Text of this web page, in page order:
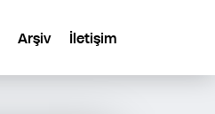
Arşiv İletişim